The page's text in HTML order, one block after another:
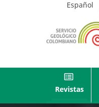
Español
Revistas